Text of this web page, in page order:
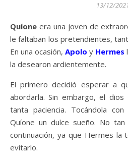
13/12/
Quíone era una joven de
le faltaban los pretendientes,
En una ocasión, Apolo y Hermes
la desearon ardientemente.
El primero decidió esperar a
abordarla. Sin embargo, el
tanta paciencia. Tocándola
Quíone un dulce sueño. No
continuación, ya que Hermes la
evitarlo.